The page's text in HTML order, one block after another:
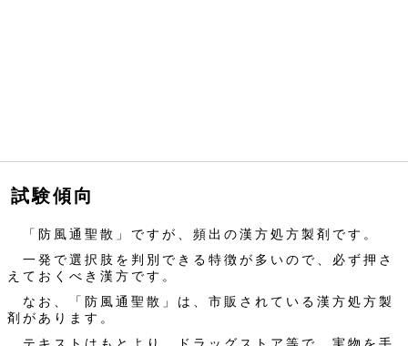
試験傾向
「防風通聖散」ですが、頻出の漢方処方製剤です。
一発で選択肢を判別できる特徴が多いので、必ず押さ
えておくべき漢方です。
なお、「防風通聖散」は、市販されている漢方処方製
剤があります。